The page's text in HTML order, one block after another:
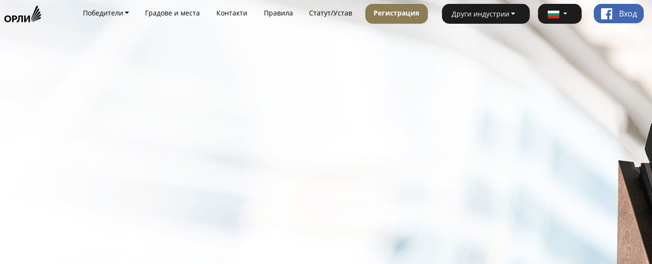
Победители Градове и места Контакти Правила Статут/Устав Регистрация Други индустрии Вход